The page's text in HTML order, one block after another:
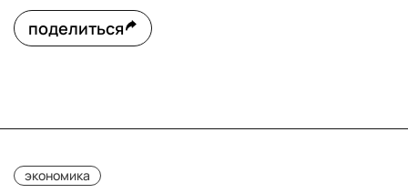
поделиться
экономика